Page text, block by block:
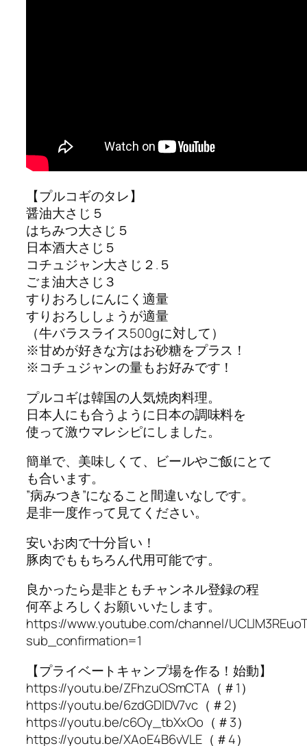
【プルコギのタレ】
醤油大さじ５
はちみつ大さじ５
日本酒大さじ５
コチュジャン大さじ２.５
ごま油大さじ３
すりおろしにんにく適量
すりおろししょうが適量
（牛バラスライス500gに対して）
※甘めが好きな方はお砂糖をプラス！
※コチュジャンの量もお好みです！
プルコギは韓国の人気焼肉料理。
日本人にも合うように日本の調味料を
使って激ウマレシピにしました。
簡単で、美味しくて、ビールやご飯にとて
も合います。
”病みつき”になること間違いなしです。
是非一度作って見てください。
安いお肉で十分旨い！
豚肉でももちろん代用可能です。
良かったら是非ともチャンネル登録の程
何卒よろしくお願いいたします。
https://www.youtube.com/channel/
sub_confirmation=1
【プライベートキャンプ場を作る！始動】
https://youtu.be/ZFhzuOSmCTA（＃1）
https://youtu.be/6zdGDlDV7vc（＃2）
https://youtu.be/c6Oy_tbXxOo（＃3）
https://youtu.be/XAoE4B6vVLE（＃4）